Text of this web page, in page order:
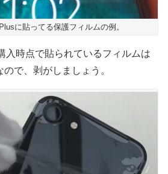
に貼ってる保護フィルムの例。
入時点で貼られているフィルムは
で、剥がしましょう。